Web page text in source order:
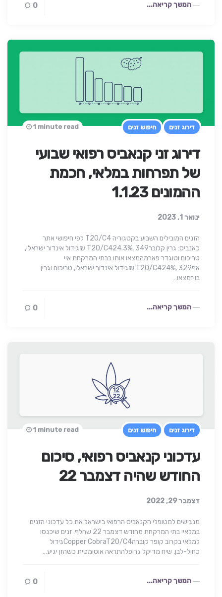
המשך קריאה... 0
דירוג זנים חיפוש זנים
דירוג זני קנאביס רפואי שבועי
של תפרחות במלאי, חכמת
ההמונים 1.1.23
ינואר 1, 2023
1 minute read
הזנים המובילים השבוע בקטגוריה T20/C4 לפי חיפושי אתר
כאנביס: גרין קלוברT20/C424.3%, 349 ₪גידול אינדור ישראלי,
טריכום וטוגדר פארמהמצאו אותו בבתי המרקחת איי
אףT20/C424%, 329 ₪גידול אינדור ישראלי, טריכום וגרין
בויזמצאו…
המשך קריאה... 0
דירוג זנים חיפוש זנים
עדכוני קנאביס רפואי, סיכום
החודש שהיה דצמבר 22
דצמבר 29, 2022
1 minute read
מנגישים למטופלי הקנאביס הרפואי בישראל את כל עדכוני הזנים
במלאיי בתי המרקחת מחודש דצמבר 22 שחלף. זנים שיכנסו
למלאי בקרוב קופר קוברהCopper CobraT20/C4גידול
כחול-לבן, שיח מדיקל גרופלהתראה אוטומטית כשהזן יגיע…
המשך קריאה... 0